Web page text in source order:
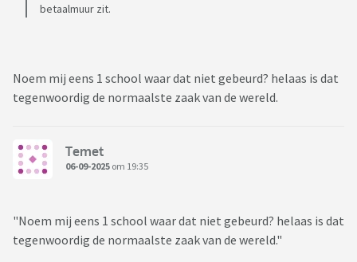
betaalmuur zit.
Noem mij eens 1 school waar dat niet gebeurd? helaas is dat
tegenwoordig de normaalste zaak van de wereld.
Temet
06-09-2025 om 19:35
"Noem mij eens 1 school waar dat niet gebeurd? helaas is dat
tegenwoordig de normaalste zaak van de wereld."